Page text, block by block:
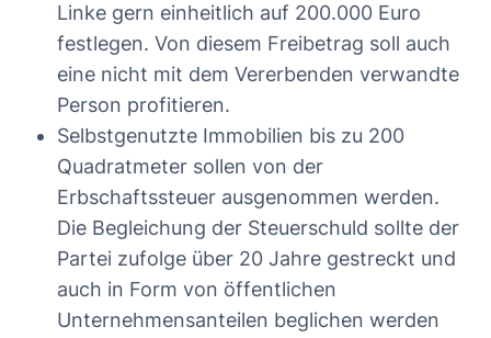
Linke gern einheitlich auf 200.000 Euro
festlegen. Von diesem Freibetrag soll auch
eine nicht mit dem Vererbenden verwandte
Person profitieren.
Selbstgenutzte Immobilien bis zu 200
Quadratmeter sollen von der
Erbschaftssteuer ausgenommen werden.
Die Begleichung der Steuerschuld sollte der
Partei zufolge über 20 Jahre gestreckt und
auch in Form von öffentlichen
Unternehmensanteilen beglichen werden